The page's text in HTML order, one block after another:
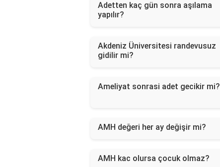
Adetten kaç gün sonra aşılama
yapılır?
Akdeniz Üniversitesi randevusuz
gidilir mi?
Ameliyat sonrasi adet gecikir mi?
AMH değeri her ay değişir mi?
AMH kac olursa çocuk olmaz?